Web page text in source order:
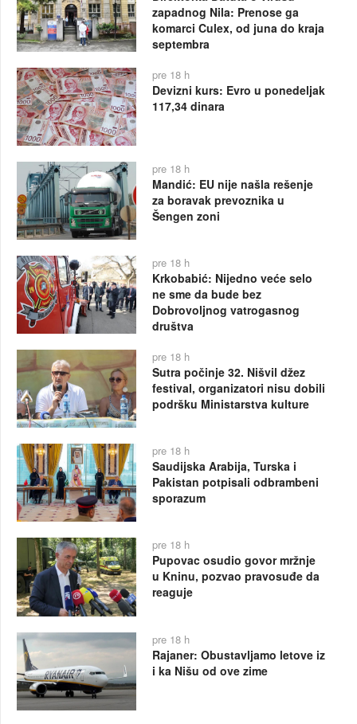
zapadnog Nila: Prenose ga
komarci Culex, od juna do kraja
septembra
pre 18 h
Devizni kurs: Evro u ponedeljak
117,34 dinara
pre 18 h
Mandić: EU nije našla rešenje
za boravak prevoznika u
Šengen zoni
pre 18 h
Krkobabić: Nijedno veće selo
ne sme da bude bez
Dobrovoljnog vatrogasnog
društva
pre 18 h
Sutra počinje 32. Nišvil džez
festival, organizatori nisu dobili
podršku Ministarstva kulture
pre 18 h
Saudijska Arabija, Turska i
Pakistan potpisali odbrambeni
sporazum
pre 18 h
Pupovac osudio govor mržnje
u Kninu, pozvao pravosuđe da
reaguje
pre 18 h
Rajaner: Obustavljamo letove iz
i ka Nišu od ove zime